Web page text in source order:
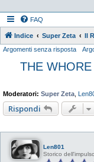
FAQ
Indice Super Zeta Il
Argomenti senza risposta
THE
Moderatori: Super Zeta
Rispondi
Len801
Storico dell'impulso